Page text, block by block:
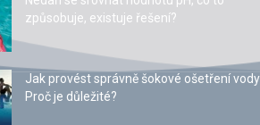
způsobuje, existuje řešení?
Jak provést správně šokové ošetření
Proč je důležité?